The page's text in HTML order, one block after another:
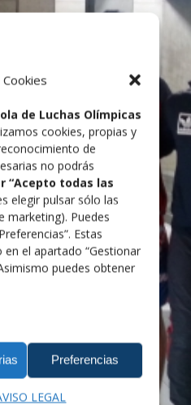
de Luchas Olímpicas
cookies, propias y
de
no podrás
“Acepto todas las
elegir pulsar sólo las
marketing). Puedes
Estas
el apartado “Gestionar
puedes obtener
Preferencias
LEGAL